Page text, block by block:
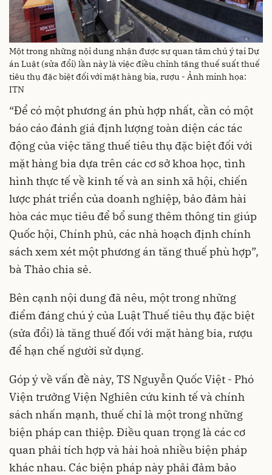
Một trong những nội dung nhận được sự quan tâm chú ý tại Dự
án Luật (sửa đổi) lần này là việc điều chỉnh tăng thuế suất thuế
tiêu thụ đặc biệt đối với mặt hàng bia, rượu - Ảnh minh họa:
ITN
“Để có một phương án phù hợp nhất, cần có một
báo cáo đánh giá định lượng toàn diện các tác
động của việc tăng thuế tiêu thụ đặc biệt đối với
mặt hàng bia dựa trên các cơ sở khoa học, tình
hình thực tế về kinh tế và an sinh xã hội, chiến
lược phát triển của doanh nghiệp, bảo đảm hài
hòa các mục tiêu để bổ sung thêm thông tin giúp
Quốc hội, Chính phủ, các nhà hoạch định chính
sách xem xét một phương án tăng thuế phù hợp”,
bà Thảo chia sẻ.
Bên cạnh nội dung đã nêu, một trong những
điểm đáng chú ý của Luật Thuế tiêu thụ đặc biệt
(sửa đổi) là tăng thuế đối với mặt hàng bia, rượu
để hạn chế người sử dụng.
Góp ý về vấn đề này, TS Nguyễn Quốc Việt - Phó
Viện trưởng Viện Nghiên cứu kinh tế và chính
sách nhấn mạnh, thuế chỉ là một trong những
biện pháp can thiệp. Điều quan trọng là các cơ
quan phải tích hợp và hài hoà nhiều biện pháp
khác nhau. Các biện pháp này phải đảm bảo